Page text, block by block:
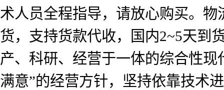
术人员全程指导，请放心购买。
货，支持货款代收，国内2~5天到
产、科研、经营于一体的综合性
满意”的经营方针，坚持依靠技术